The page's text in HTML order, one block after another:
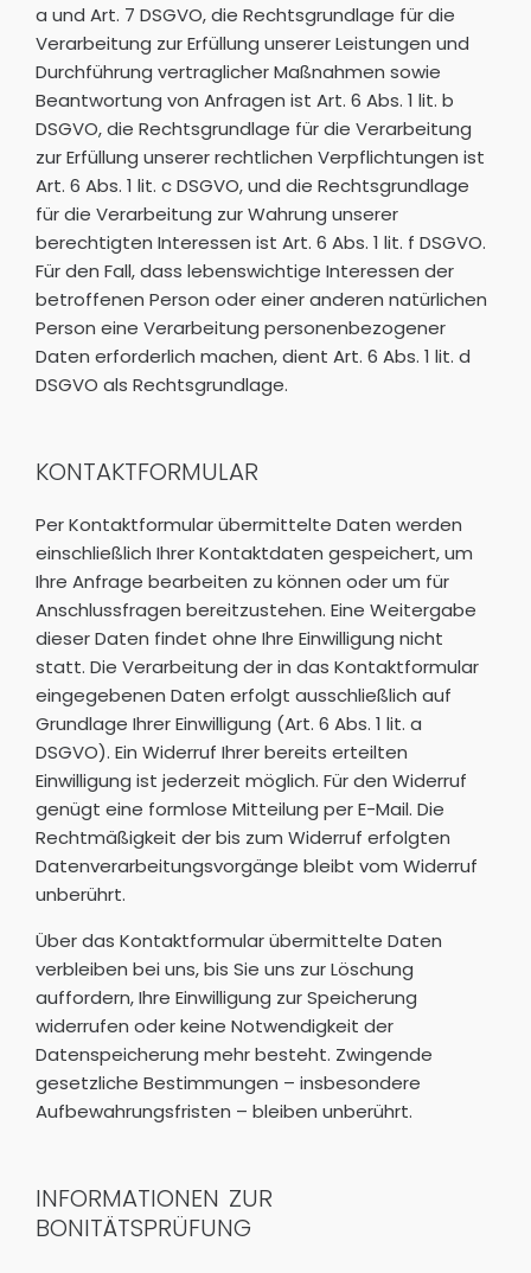
a und Art. 7 DSGVO, die Rechtsgrundlage für die
Verarbeitung zur Erfüllung unserer Leistungen und
Durchführung vertraglicher Maßnahmen sowie
Beantwortung von Anfragen ist Art. 6 Abs. 1 lit. b
DSGVO, die Rechtsgrundlage für die Verarbeitung
zur Erfüllung unserer rechtlichen Verpflichtungen ist
Art. 6 Abs. 1 lit. c DSGVO, und die Rechtsgrundlage
für die Verarbeitung zur Wahrung unserer
berechtigten Interessen ist Art. 6 Abs. 1 lit. f DSGVO.
Für den Fall, dass lebenswichtige Interessen der
betroffenen Person oder einer anderen natürlichen
Person eine Verarbeitung personenbezogener
Daten erforderlich machen, dient Art. 6 Abs. 1 lit. d
DSGVO als Rechtsgrundlage.
KONTAKTFORMULAR
Per Kontaktformular übermittelte Daten werden
einschließlich Ihrer Kontaktdaten gespeichert, um
Ihre Anfrage bearbeiten zu können oder um für
Anschlussfragen bereitzustehen. Eine Weitergabe
dieser Daten findet ohne Ihre Einwilligung nicht
statt. Die Verarbeitung der in das Kontaktformular
eingegebenen Daten erfolgt ausschließlich auf
Grundlage Ihrer Einwilligung (Art. 6 Abs. 1 lit. a
DSGVO). Ein Widerruf Ihrer bereits erteilten
Einwilligung ist jederzeit möglich. Für den Widerruf
genügt eine formlose Mitteilung per E-Mail. Die
Rechtmäßigkeit der bis zum Widerruf erfolgten
Datenverarbeitungsvorgänge bleibt vom Widerruf
unberührt.
Über das Kontaktformular übermittelte Daten
verbleiben bei uns, bis Sie uns zur Löschung
auffordern, Ihre Einwilligung zur Speicherung
widerrufen oder keine Notwendigkeit der
Datenspeicherung mehr besteht. Zwingende
gesetzliche Bestimmungen – insbesondere
Aufbewahrungsfristen – bleiben unberührt.
INFORMATIONEN ZUR
BONITÄTSPRÜFUNG